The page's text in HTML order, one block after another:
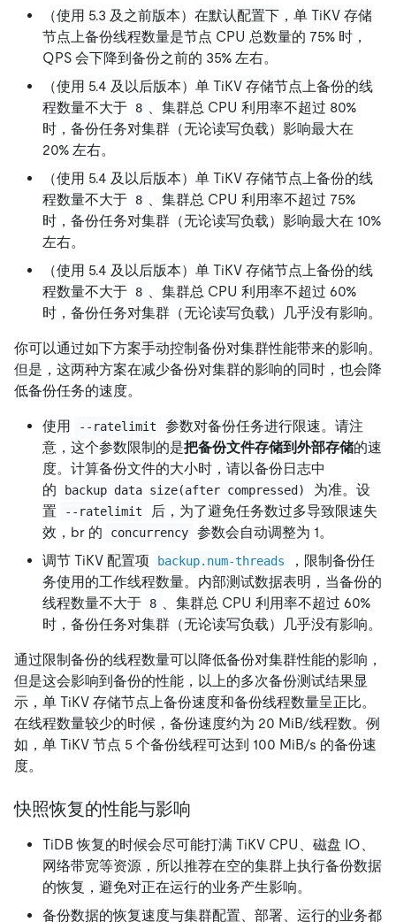
（使用 5.3 及之前版本）在默认配置下，单 TiKV 存储
节点上备份线程数量是节点 CPU 总数量的 75% 时，
QPS 会下降到备份之前的 35% 左右。
（使用 5.4 及以后版本）单 TiKV 存储节点上备份的线
程数量不大于
8 、集群总 CPU 利用率不超过 80%
时，备份任务对集群（无论读写负载）影响最大在
20% 左右。
（使用 5.4 及以后版本）单 TiKV 存储节点上备份的线
程数量不大于
8 、集群总 CPU 利用率不超过 75%
时，备份任务对集群（无论读写负载）影响最大在 10%
左右。
（使用 5.4 及以后版本）单 TiKV 存储节点上备份的线
程数量不大于
8 、集群总 CPU 利用率不超过 60%
时，备份任务对集群（无论读写负载）几乎没有影响。
你可以通过如下方案手动控制备份对集群性能带来的影响。
但是，这两种方案在减少备份对集群的影响的同时，也会降
低备份任务的速度。
使用 --ratelimit
参数对备份任务进行限速。请注
意，这个参数限制的是把备份文件存储到外部存储的速
度。计算备份文件的大小时，请以备份日志中
的
backup data size(after compressed)
为准。设
置
--ratelimit
后，为了避免任务数过多导致限速失
效，br 的
concurrency
参数会自动调整为 1。
调节 TiKV 配置项
backup.num-threads
，限制备份任
务使用的工作线程数量。内部测试数据表明，当备份的
线程数量不大于
8 、集群总 CPU 利用率不超过 60%
时，备份任务对集群（无论读写负载）几乎没有影响。
通过限制备份的线程数量可以降低备份对集群性能的影响，
但是这会影响到备份的性能，以上的多次备份测试结果显
示，单 TiKV 存储节点上备份速度和备份线程数量呈正比。
在线程数量较少的时候，备份速度约为 20 MiB/线程数。例
如，单 TiKV 节点 5 个备份线程可达到 100 MiB/s 的备份速
度。
快照恢复的性能与影响
TiDB 恢复的时候会尽可能打满 TiKV CPU、磁盘 IO、
网络带宽等资源，所以推荐在空的集群上执行备份数据
的恢复，避免对正在运行的业务产生影响。
备份数据的恢复速度与集群配置、部署、运行的业务都